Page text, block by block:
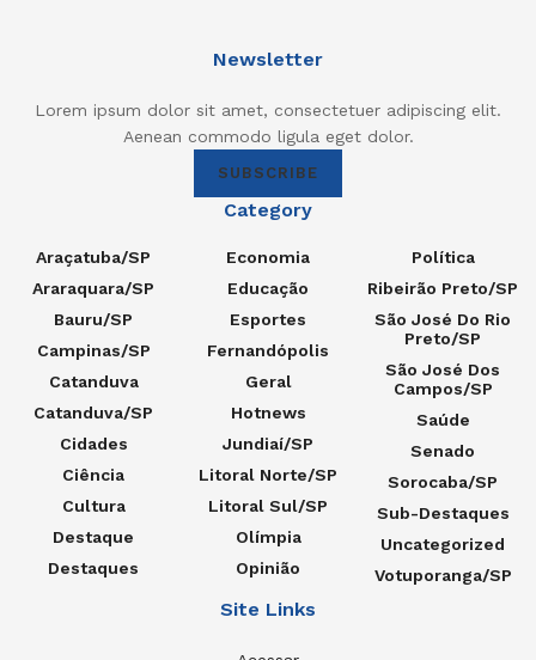
Newsletter
Lorem ipsum dolor sit amet, consectetuer adipiscing elit.
Aenean commodo ligula eget dolor.
SUBSCRIBE
Category
Araçatuba/SP
Araraquara/SP
Bauru/SP
Campinas/SP
Catanduva
Catanduva/SP
Cidades
Ciência
Cultura
Destaque
Destaques
Economia
Educação
Esportes
Fernandópolis
Geral
Hotnews
Jundiaí/SP
Litoral Norte/SP
Litoral Sul/SP
Olímpia
Opinião
Política
Ribeirão Preto/SP
São José Do Rio
Preto/SP
São José Dos
Campos/SP
Saúde
Senado
Sorocaba/SP
Sub-Destaques
Uncategorized
Votuporanga/SP
Site Links